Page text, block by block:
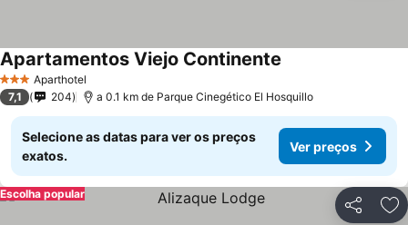
3 EstrelasAparthotel
Apartamentos Viejo Continente
7,1 204 a 0.1 km de Parque Cinegético El Hosquillo
Selecione as datas para ver os preços
exatos.
Ver preços
Partilhar
Escolha popular